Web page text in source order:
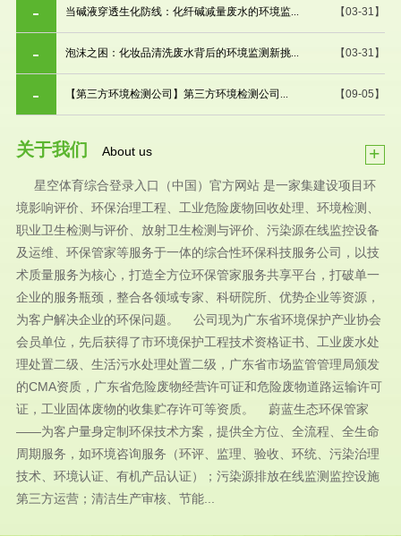
【03-31】
当碱液穿透生化防线：化纤碱减量废水的环境监...
【03-31】
泡沫之困：化妆品清洗废水背后的环境监测新挑...
【09-05】
【第三方环境检测公司】第三方环境检测公司...
关于我们 About us +
星空体育综合登录入口（中国）官方网站 是一家集建设项目环
境影响评价、环保治理工程、工业危险废物回收处理、环境检测、
职业卫生检测与评价、放射卫生检测与评价、污染源在线监控设备
及运维、环保管家等服务于一体的综合性环保科技服务公司，以技
术质量服务为核心，打造全方位环保管家服务共享平台，打破单一
企业的服务瓶颈，整合各领域专家、科研院所、优势企业等资源，
为客户解决企业的环保问题。 公司现为广东省环境保护产业协会
会员单位，先后获得了市环境保护工程技术资格证书、工业废水处
理处置二级、生活污水处理处置二级，广东省市场监管管理局颁发
的CMA资质，广东省危险废物经营许可证和危险废物道路运输许可
证，工业固体废物的收集贮存许可等资质。 蔚蓝生态环保管家
——为客户量身定制环保技术方案，提供全方位、全流程、全生命
周期服务，如环境咨询服务（环评、监理、验收、环统、污染治理
技术、环境认证、有机产品认证）；污染源排放在线监测监控设施
第三方运营；清洁生产审核、节能...